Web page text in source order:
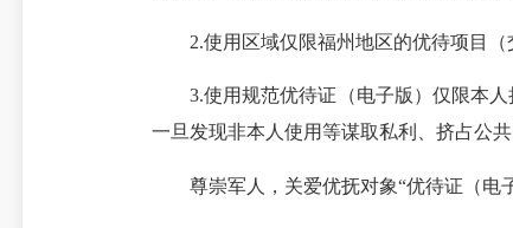
2.使用区域仅限福州地区的优待项目（
3.使用规范优待证（电子版）仅限本人
一旦发现非本人使用等谋取私利、挤占公
尊崇军人，关爱优抚对象“优待证（电子